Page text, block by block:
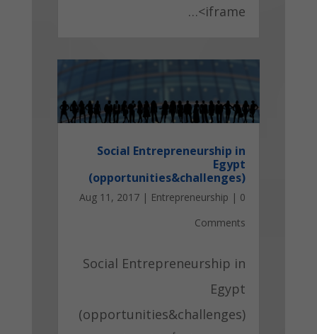
<iframe…
Social Entrepreneurship in
Egypt
(opportunities&challenges)
Aug 11, 2017 | Entrepreneurship | 0
Comments
Social Entrepreneurship in
Egypt
(opportunities&challenges)